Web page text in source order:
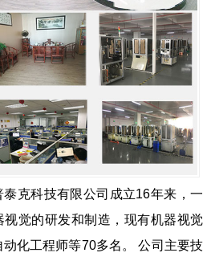
泰克科技有限公司成立16年来，一
觉的研发和制造，现有机器视觉
化工程师等70多名。 公司主要技